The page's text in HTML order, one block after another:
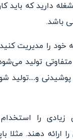
داریدکه باید
خود را مدیریت
متفاوتی تولید
پوشیدنی و…تولید
زیادی را
ارائه دهند. مثلا